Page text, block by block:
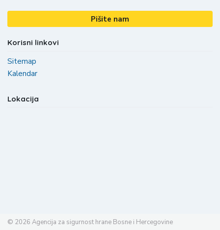
Pišite nam
Korisni linkovi
Sitemap
Kalendar
Lokacija
© 2026 Agencija za sigurnost hrane Bosne i Hercegovine